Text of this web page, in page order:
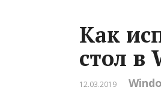
Как
стол в
12.03.2019